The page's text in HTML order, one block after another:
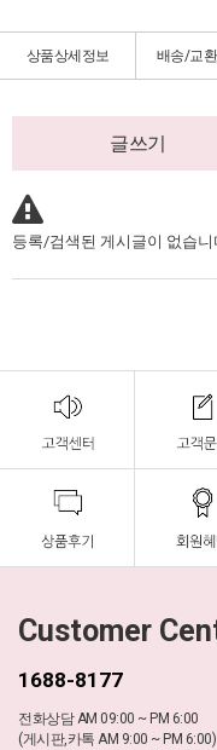
상품상세정보 배송/교
글쓰기
등록/검색된 게시글이 없습니
Customer
1688-8177
전화상담 AM 09:00 ~ PM 6:00
(게시판,카톡 AM 9:00 ~ PM 6:00)